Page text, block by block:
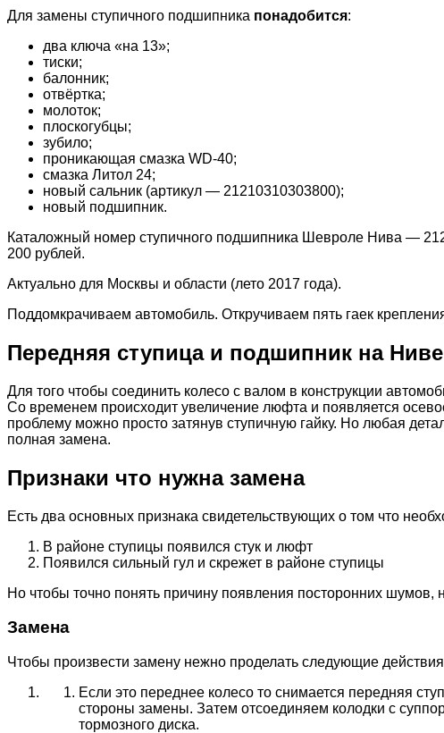
Для замены ступичного подшипника понадобится:
два ключа «на 13»;
тиски;
балонник;
отвёртка;
молоток;
плоскогубцы;
зубило;
проникающая смазка WD-40;
смазка Литол 24;
новый сальник (артикул — 21210310303800);
новый подшипник.
Каталожный номер ступичного подшипника Шевроле Нива —
200 рублей.
Актуально для Москвы и области (лето 2017 года).
Поддомкрачиваем автомобиль. Откручиваем пять гаек
Передняя ступица и подшипник на
Для того чтобы соединить колесо с валом в конструкции
Со временем происходит увеличение люфта и появляется
проблему можно просто затянув ступичную гайку. Но любая
полная замена.
Признаки что нужна замена
Есть два основных признака свидетельствующих о том что
В районе ступицы появился стук и люфт
Появился сильный гул и скрежет в районе ступицы
Но чтобы точно понять причину появления посторонних шумов,
Замена
Чтобы произвести замену нежно проделать следующие
Если это переднее колесо то снимается передняя
стороны замены. Затем отсоединяем колодки с
тормозного диска.